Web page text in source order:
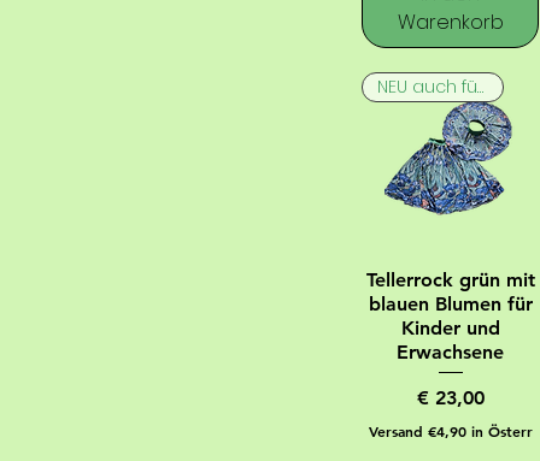
Warenkorb
NEU auch für Erwachsene
Tellerrock grün mit
blauen Blumen für
Kinder und
Erwachsene
Preis
€ 23,00
Versand €4,90 in Österr